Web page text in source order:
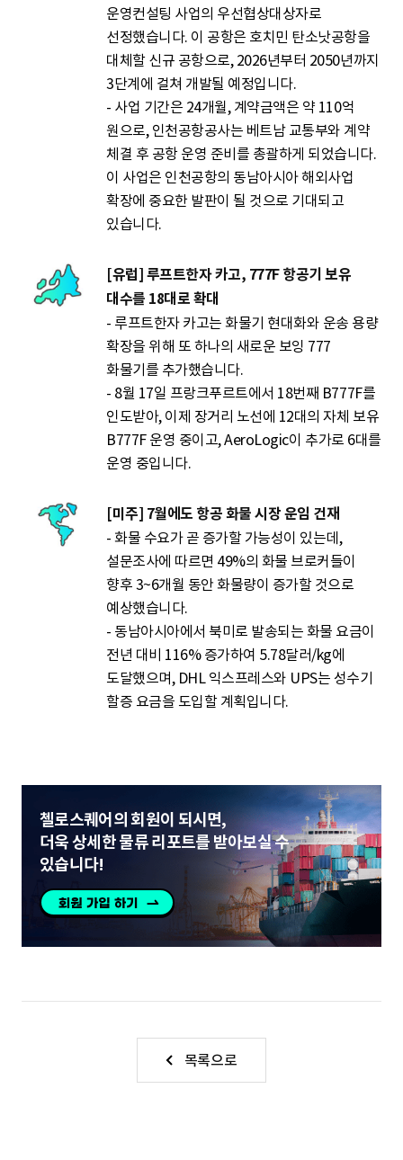
운영컨설팅 사업의 우선협상대상자로
선정했습니다. 이 공항은 호치민 탄소낫공항을
대체할 신규 공항으로, 2026년부터 2050년까지
3단계에 걸쳐 개발될 예정입니다.
- 사업 기간은 24개월, 계약금액은 약 110억
원으로, 인천공항공사는 베트남 교통부와 계약
체결 후 공항 운영 준비를 총괄하게 되었습니다.
이 사업은 인천공항의 동남아시아 해외사업
확장에 중요한 발판이 될 것으로 기대되고
있습니다.
[유럽] 루프트한자 카고, 777F 항공기 보유
대수를 18대로 확대
- 루프트한자 카고는 화물기 현대화와 운송 용량
확장을 위해 또 하나의 새로운 보잉 777
화물기를 추가했습니다.
- 8월 17일 프랑크푸르트에서 18번째 B777F를
인도받아, 이제 장거리 노선에 12대의 자체 보유
B777F 운영 중이고, AeroLogic이 추가로 6대를
운영 중입니다.
[미주] 7월에도 항공 화물 시장 운임 건재
- 화물 수요가 곧 증가할 가능성이 있는데,
설문조사에 따르면 49%의 화물 브로커들이
향후 3~6개월 동안 화물량이 증가할 것으로
예상했습니다.
- 동남아시아에서 북미로 발송되는 화물 요금이
전년 대비 116% 증가하여 5.78달러/kg에
도달했으며, DHL 익스프레스와 UPS는 성수기
할증 요금을 도입할 계획입니다.
첼로스퀘어의 회원이 되시면,
더욱 상세한 물류 리포트를 받아보실 수
있습니다!
목록으로